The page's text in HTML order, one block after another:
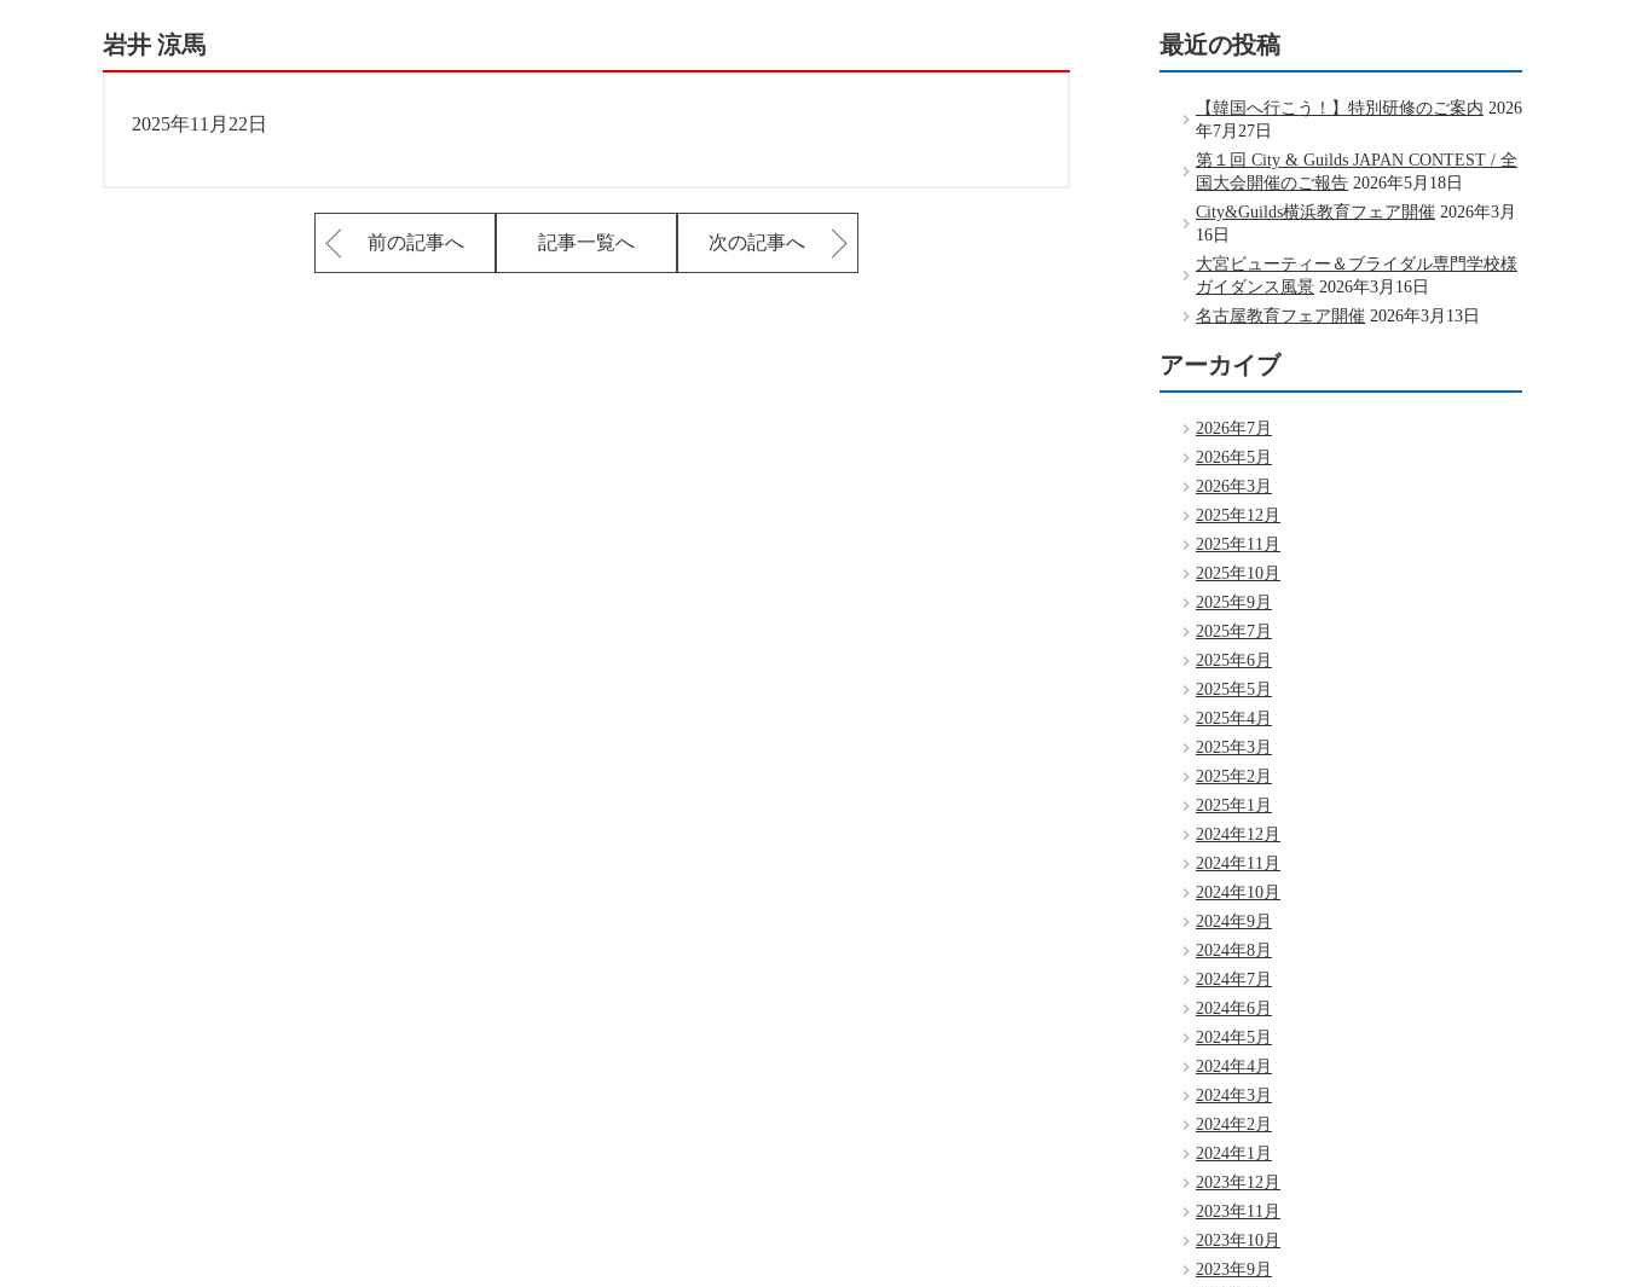
岩井 涼馬
2025年11月22日
前の記事へ 記事一覧へ 次の記事へ
最近の投稿
【韓国へ行こう！】特別研修のご案内 2026
年7月27日
第１回 City & Guilds JAPAN CONTEST / 全
国大会開催のご報告 2026年5月18日
City&Guilds横浜教育フェア開催 2026年3月
16日
大宮ビューティー＆ブライダル専門学校様
ガイダンス風景 2026年3月16日
名古屋教育フェア開催 2026年3月13日
アーカイブ
2026年7月
2026年5月
2026年3月
2025年12月
2025年11月
2025年10月
2025年9月
2025年7月
2025年6月
2025年5月
2025年4月
2025年3月
2025年2月
2025年1月
2024年12月
2024年11月
2024年10月
2024年9月
2024年8月
2024年7月
2024年6月
2024年5月
2024年4月
2024年3月
2024年2月
2024年1月
2023年12月
2023年11月
2023年10月
2023年9月